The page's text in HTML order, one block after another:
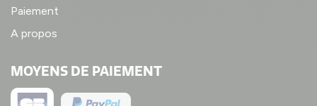
Paiement
A propos
MOYENS DE PAIEMENT